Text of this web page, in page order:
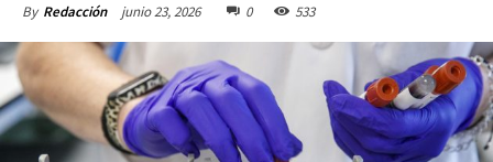
By Redacción junio 23, 2026 0 533